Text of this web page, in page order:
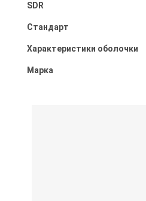
SDR
Стандарт
Характеристики оболочки
Марка